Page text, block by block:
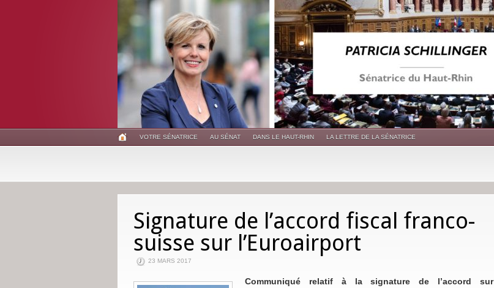
VOTRE SÉNATRICE AU SÉNAT DANS LE HAUT-RHIN LA LETTRE DE LA SÉNATRICE
Signature de l’accord fiscal franco-
suisse sur l’Euroairport
23 MARS 2017
Communiqué relatif à la signature de l’accord sur